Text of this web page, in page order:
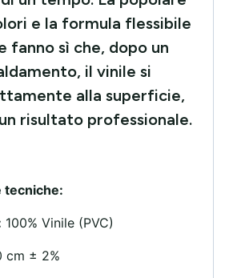
e la formula flessibile
fanno sì che, dopo un
il vinile si
alla superficie,
risultato professionale.
tecniche:
100% Vinile (PVC)
cm ± 2%